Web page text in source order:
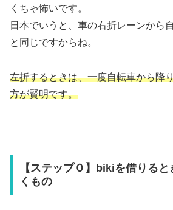
くちゃ怖いです。
日本でいうと、車の右折レーンから
と同じですからね。
左折するときは、一度自転車から降
方が賢明です。
【ステップ０】bikiを借りる
くもの